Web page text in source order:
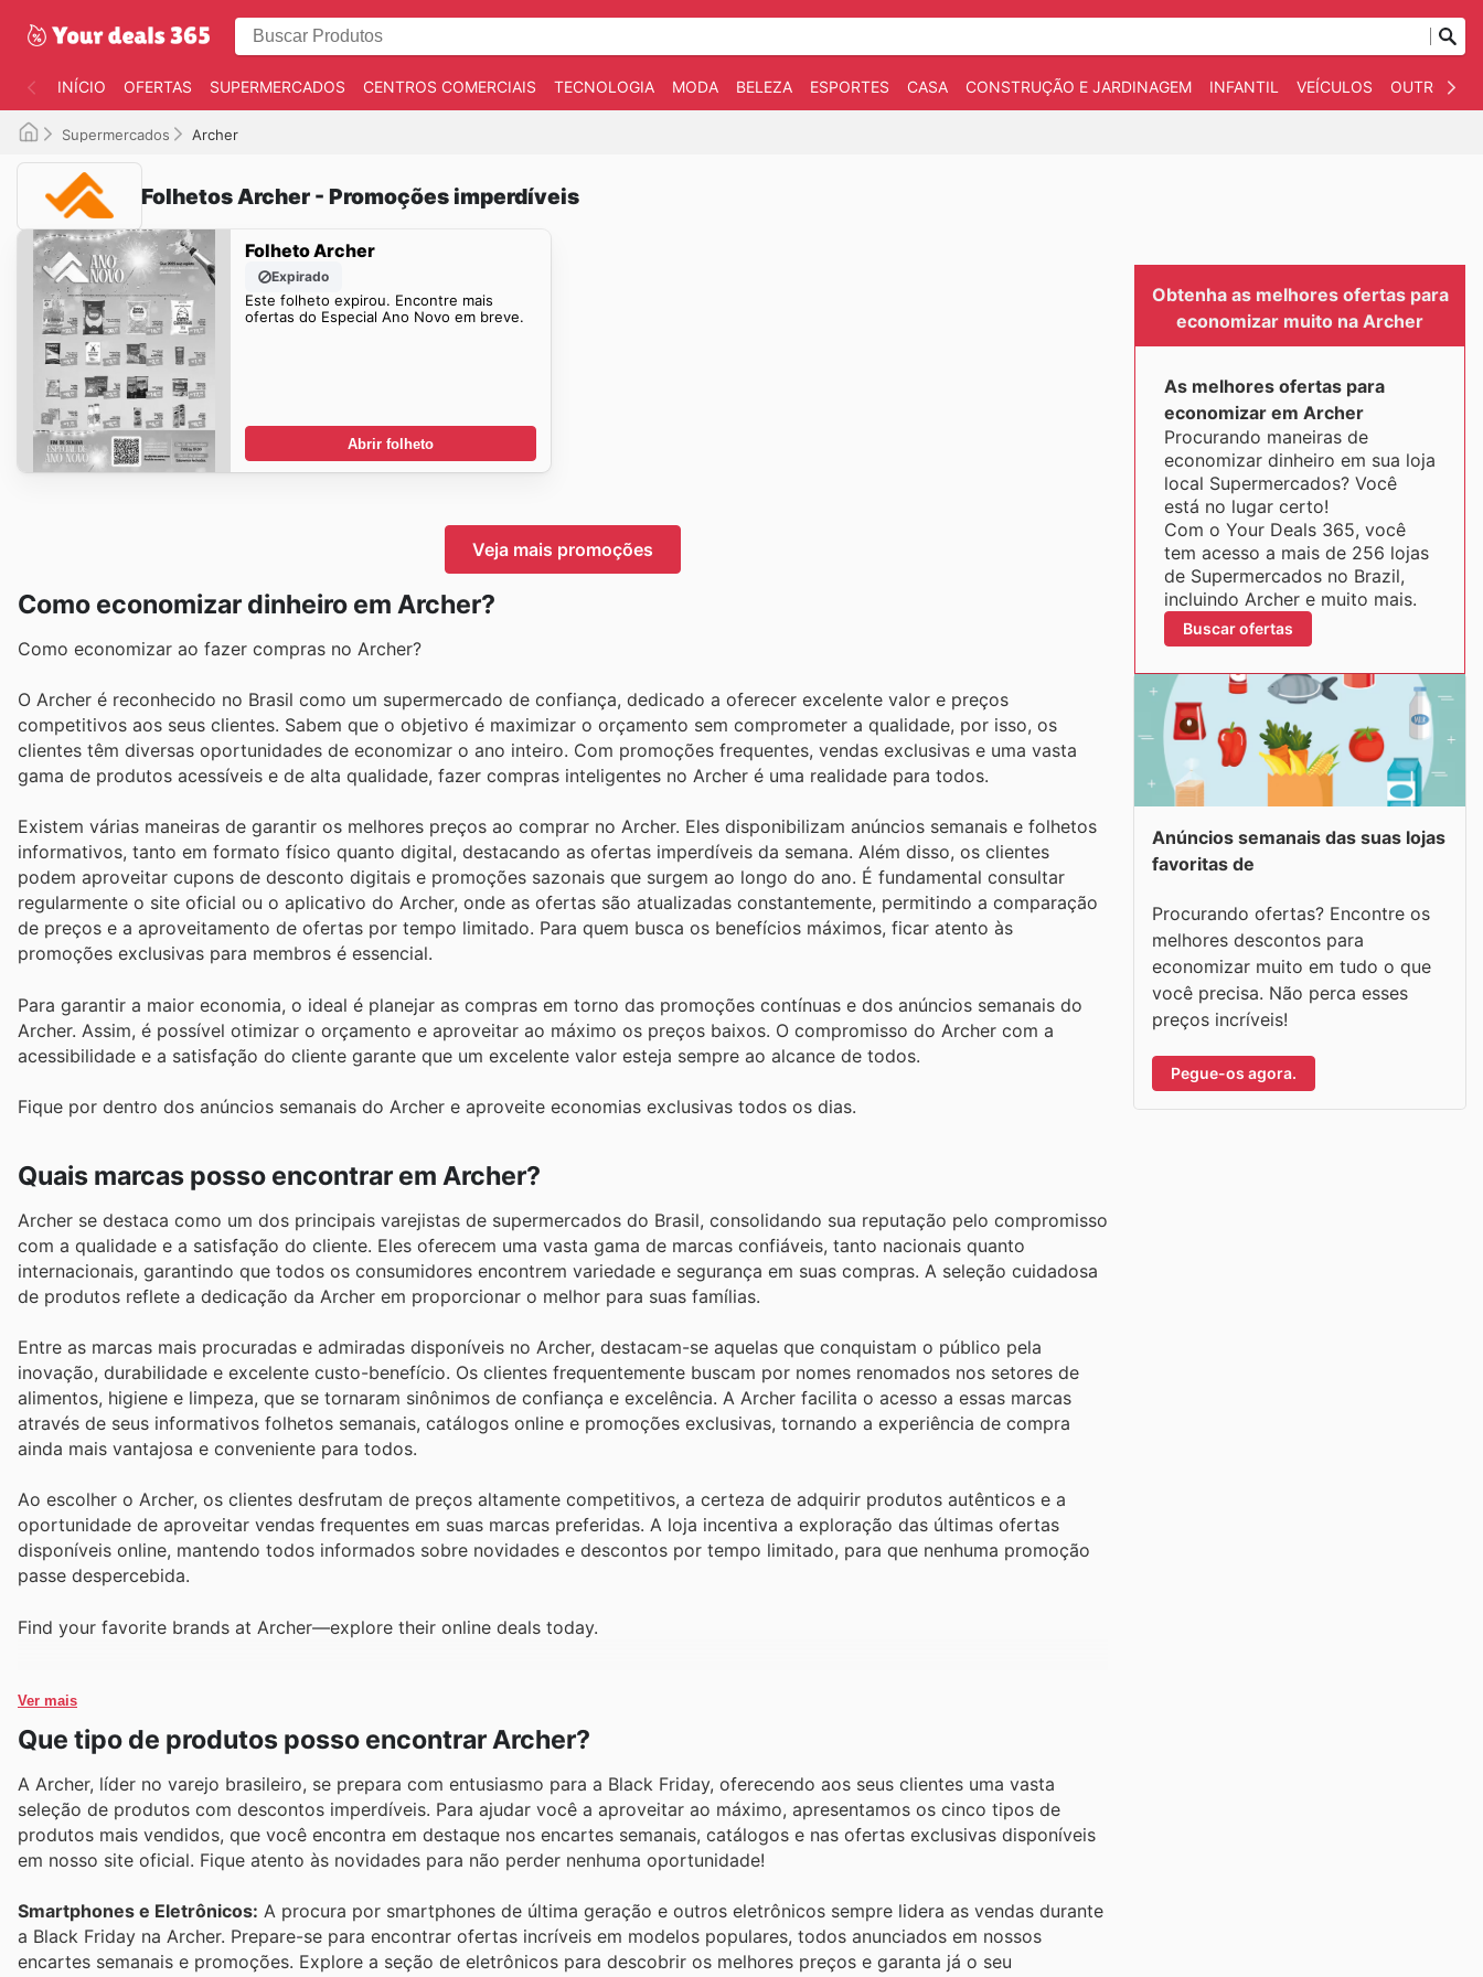
INÍCIO OFERTAS SUPERMERCADOS CENTROS COMERCIAIS TECNOLOGIA MODA BELEZA ESPORTES CASA CONSTRUÇÃO E JARDINAGEM INFANTIL VEÍCULOS OUTROS
Supermercados Archer
Folhetos Archer - Promoções imperdíveis
Folheto Archer
Expirado
Este folheto expirou. Encontre mais
ofertas do Especial Ano Novo em breve.
Abrir folheto
Veja mais promoções
Como economizar dinheiro em Archer?
Como economizar ao fazer compras no Archer?
O Archer é reconhecido no Brasil como um supermercado de confiança, dedicado a oferecer excelente valor e preços
competitivos aos seus clientes. Sabem que o objetivo é maximizar o orçamento sem comprometer a qualidade, por isso, os
clientes têm diversas oportunidades de economizar o ano inteiro. Com promoções frequentes, vendas exclusivas e uma vasta
gama de produtos acessíveis e de alta qualidade, fazer compras inteligentes no Archer é uma realidade para todos.
Existem várias maneiras de garantir os melhores preços ao comprar no Archer. Eles disponibilizam anúncios semanais e folhetos
informativos, tanto em formato físico quanto digital, destacando as ofertas imperdíveis da semana. Além disso, os clientes
podem aproveitar cupons de desconto digitais e promoções sazonais que surgem ao longo do ano. É fundamental consultar
regularmente o site oficial ou o aplicativo do Archer, onde as ofertas são atualizadas constantemente, permitindo a comparação
de preços e a aproveitamento de ofertas por tempo limitado. Para quem busca os benefícios máximos, ficar atento às
promoções exclusivas para membros é essencial.
Para garantir a maior economia, o ideal é planejar as compras em torno das promoções contínuas e dos anúncios semanais do
Archer. Assim, é possível otimizar o orçamento e aproveitar ao máximo os preços baixos. O compromisso do Archer com a
acessibilidade e a satisfação do cliente garante que um excelente valor esteja sempre ao alcance de todos.
Fique por dentro dos anúncios semanais do Archer e aproveite economias exclusivas todos os dias.
Quais marcas posso encontrar em Archer?
Archer se destaca como um dos principais varejistas de supermercados do Brasil, consolidando sua reputação pelo compromisso
com a qualidade e a satisfação do cliente. Eles oferecem uma vasta gama de marcas confiáveis, tanto nacionais quanto
internacionais, garantindo que todos os consumidores encontrem variedade e segurança em suas compras. A seleção cuidadosa
de produtos reflete a dedicação da Archer em proporcionar o melhor para suas famílias.
Entre as marcas mais procuradas e admiradas disponíveis no Archer, destacam-se aquelas que conquistam o público pela
inovação, durabilidade e excelente custo-benefício. Os clientes frequentemente buscam por nomes renomados nos setores de
alimentos, higiene e limpeza, que se tornaram sinônimos de confiança e excelência. A Archer facilita o acesso a essas marcas
através de seus informativos folhetos semanais, catálogos online e promoções exclusivas, tornando a experiência de compra
ainda mais vantajosa e conveniente para todos.
Ao escolher o Archer, os clientes desfrutam de preços altamente competitivos, a certeza de adquirir produtos autênticos e a
oportunidade de aproveitar vendas frequentes em suas marcas preferidas. A loja incentiva a exploração das últimas ofertas
disponíveis online, mantendo todos informados sobre novidades e descontos por tempo limitado, para que nenhuma promoção
passe despercebida.
Find your favorite brands at Archer—explore their online deals today.
Ver mais
Que tipo de produtos posso encontrar Archer?
A Archer, líder no varejo brasileiro, se prepara com entusiasmo para a Black Friday, oferecendo aos seus clientes uma vasta
seleção de produtos com descontos imperdíveis. Para ajudar você a aproveitar ao máximo, apresentamos os cinco tipos de
produtos mais vendidos, que você encontra em destaque nos encartes semanais, catálogos e nas ofertas exclusivas disponíveis
em nosso site oficial. Fique atento às novidades para não perder nenhuma oportunidade!
Smartphones e Eletrônicos: A procura por smartphones de última geração e outros eletrônicos sempre lidera as vendas durante
a Black Friday na Archer. Prepare-se para encontrar ofertas incríveis em modelos populares, todos anunciados em nossos
encartes semanais e promoções. Explore a seção de eletrônicos para descobrir os melhores preços e garanta já o seu
Obtenha as melhores ofertas para
economizar muito na Archer
As melhores ofertas para
economizar em Archer
Procurando maneiras de
economizar dinheiro em sua loja
local Supermercados? Você
está no lugar certo!
Com o Your Deals 365, você
tem acesso a mais de 256 lojas
de Supermercados no Brazil,
incluindo Archer e muito mais.
Buscar ofertas
Anúncios semanais das suas lojas
favoritas de
Procurando ofertas? Encontre os
melhores descontos para
economizar muito em tudo o que
você precisa. Não perca esses
preços incríveis!
Pegue-os agora.